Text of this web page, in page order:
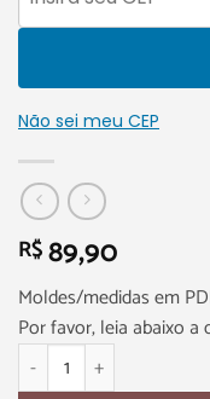
Não sei meu CEP
R$89,90
Moldes/medidas em
Por favor, leia abaixo